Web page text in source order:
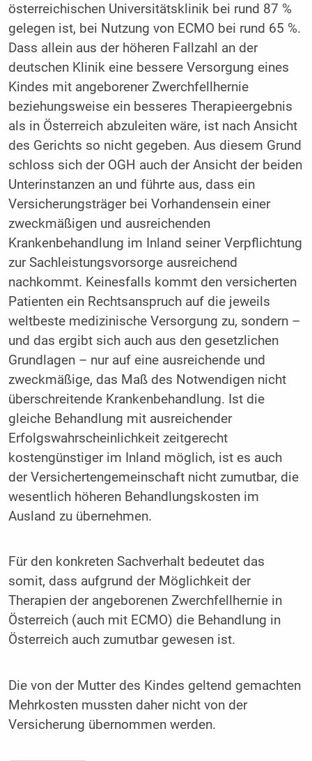
österreichischen Universitätsklinik bei rund 87 %
gelegen ist, bei Nutzung von ECMO bei rund 65 %.
Dass allein aus der höheren Fallzahl an der
deutschen Klinik eine bessere Versorgung eines
Kindes mit angeborener Zwerchfellhernie
beziehungsweise ein besseres Therapieergebnis
als in Österreich abzuleiten wäre, ist nach Ansicht
des Gerichts so nicht gegeben. Aus diesem Grund
schloss sich der OGH auch der Ansicht der beiden
Unterinstanzen an und führte aus, dass ein
Versicherungsträger bei Vorhandensein einer
zweckmäßigen und ausreichenden
Krankenbehandlung im Inland seiner Verpflichtung
zur Sachleistungsvorsorge ausreichend
nachkommt. Keinesfalls kommt den versicherten
Patienten ein Rechtsanspruch auf die jeweils
weltbeste medizinische Versorgung zu, sondern –
und das ergibt sich auch aus den gesetzlichen
Grundlagen – nur auf eine ausreichende und
zweckmäßige, das Maß des Notwendigen nicht
überschreitende Krankenbehandlung. Ist die
gleiche Behandlung mit ausreichender
Erfolgswahrscheinlichkeit zeitgerecht
kostengünstiger im Inland möglich, ist es auch
der Versichertengemeinschaft nicht zumutbar, die
wesentlich höheren Behandlungskosten im
Ausland zu übernehmen.
Für den konkreten Sachverhalt bedeutet das
somit, dass aufgrund der Möglichkeit der
Therapien der angeborenen Zwerchfellhernie in
Österreich (auch mit ECMO) die Behandlung in
Österreich auch zumutbar gewesen ist.
Die von der Mutter des Kindes geltend gemachten
Mehrkosten mussten daher nicht von der
Versicherung übernommen werden.